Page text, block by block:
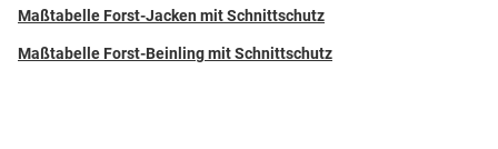
Maßtabelle Forst-Jacken mit Schnittschutz
Maßtabelle Forst-Beinling mit Schnittschutz